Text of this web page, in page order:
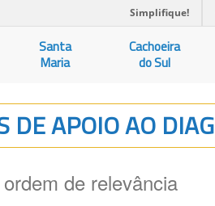
Simplifique!
Santa
Maria
Cachoeira
do Sul
DE APOIO AO DIAG
de relevância